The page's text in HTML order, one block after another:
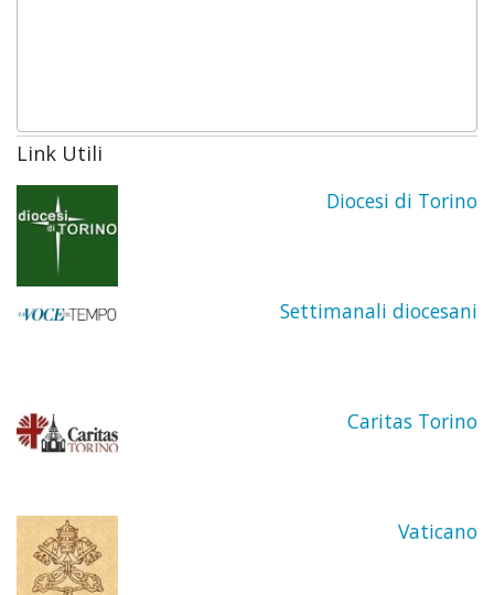
Link Utili
Diocesi di Torino
Settimanali diocesani
Caritas Torino
Vaticano